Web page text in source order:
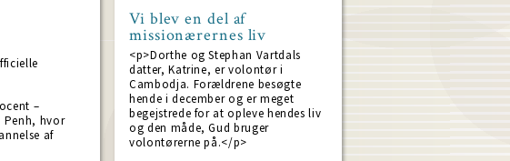
–
Penh, hvor
af
Vi blev en del af
missionærernes liv
<p>Dorthe og Stephan Vartdals
datter, Katrine, er volontør i
Cambodja. Forældrene besøgte
hende i december og er meget
begejstrede for at opleve hendes liv
og den måde, Gud bruger
volontørerne på.</p>